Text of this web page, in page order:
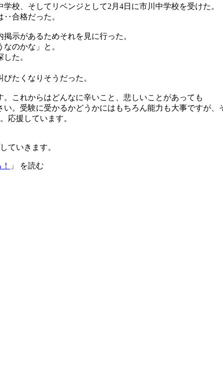
校、そしてリベンジとして2月4日に市川中学校を受けた。
‥合格だった。
示があるためそれを見に行った。
のかな」と。
た。
たくなりそうだった。
これからはどんなに辛いこと、悲しいことがあっても
。受験に受かるかどうかにはもちろん能力も大事ですが
応援しています。
ていきます。
」 を読む